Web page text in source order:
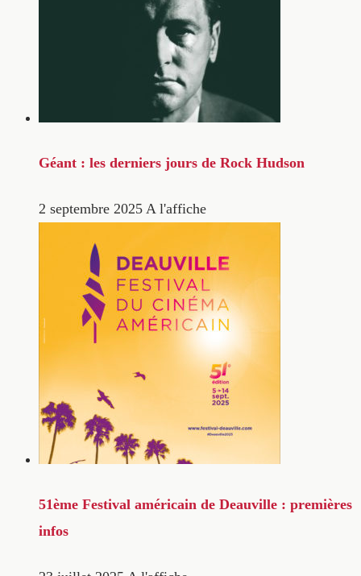
Géant : les derniers jours de Rock Hudson
2 septembre 2025 A l'affiche
51ème Festival américain de Deauville : premières
infos